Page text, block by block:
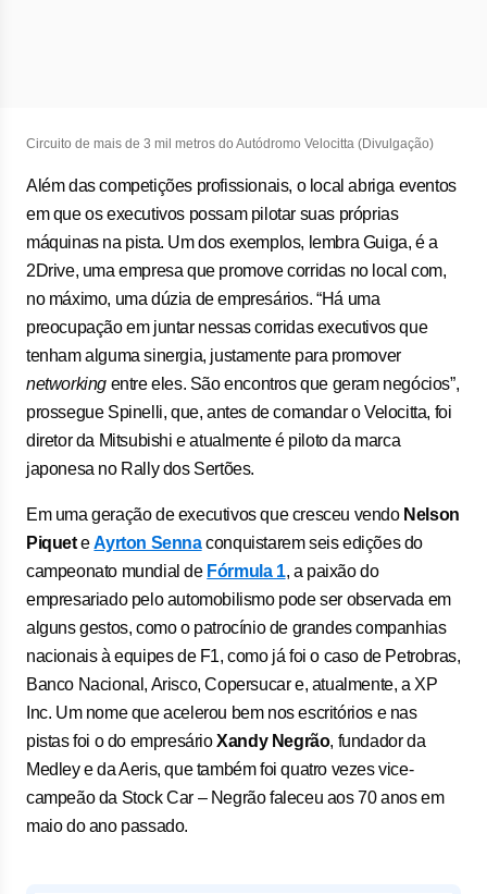
Circuito de mais de 3 mil metros do Autódromo Velocitta (Divulgação)
Além das competições profissionais, o local abriga eventos
em que os executivos possam pilotar suas próprias
máquinas na pista. Um dos exemplos, lembra Guiga, é a
2Drive, uma empresa que promove corridas no local com,
no máximo, uma dúzia de empresários. “Há uma
preocupação em juntar nessas corridas executivos que
tenham alguma sinergia, justamente para promover
networking entre eles. São encontros que geram negócios”,
prossegue Spinelli, que, antes de comandar o Velocitta, foi
diretor da Mitsubishi e atualmente é piloto da marca
japonesa no Rally dos Sertões.
Em uma geração de executivos que cresceu vendo Nelson
PiqueteAyrton Sennaconquistarem seis edições do
campeonato mundial de Fórmula 1, a paixão do
empresariado pelo automobilismo pode ser observada em
alguns gestos, como o patrocínio de grandes companhias
nacionais à equipes de F1, como já foi o caso de Petrobras,
Banco Nacional, Arisco, Copersucar e, atualmente, a XP
Inc. Um nome que acelerou bem nos escritórios e nas
pistas foi o do empresárioXandy Negrão, fundador da
Medley e da Aeris, que também foi quatro vezes vice-
campeão da Stock Car – Negrão faleceu aos 70 anos em
maio do ano passado.